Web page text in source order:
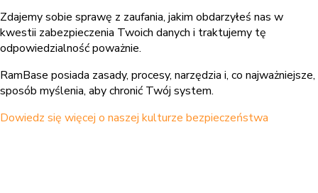
Zdajemy sobie sprawę z zaufania, jakim obdarzyłeś nas w
kwestii zabezpieczenia Twoich danych i traktujemy tę
odpowiedzialność poważnie.
RamBase posiada zasady, procesy, narzędzia i, co najważniejsze,
sposób myślenia, aby chronić Twój system.
Dowiedz się więcej o naszej kulturze bezpieczeństwa